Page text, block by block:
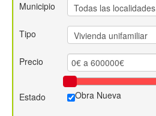
Contacto
Municipio
Tipo
Precio
Estado Obra Nueva